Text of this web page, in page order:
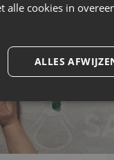
alle cookies in
ALLES